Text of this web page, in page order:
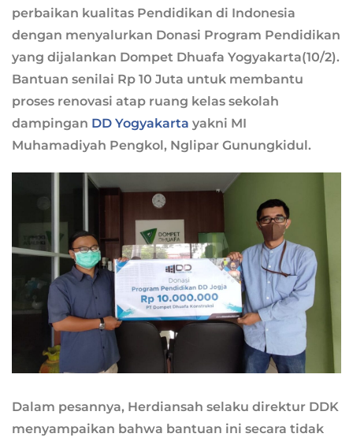
perbaikan kualitas Pendidikan di Indonesia
dengan menyalurkan Donasi Program Pendidikan
yang dijalankan Dompet Dhuafa Yogyakarta(10/2).
Bantuan senilai Rp 10 Juta untuk membantu
proses renovasi atap ruang kelas sekolah
dampingan DD Yogyakarta yakni MI
Muhamadiyah Pengkol, Nglipar Gunungkidul.
Dalam pesannya, Herdiansah selaku direktur DDK
menyampaikan bahwa bantuan ini secara tidak